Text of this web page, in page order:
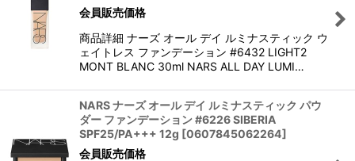
会員販売価格
商品詳細 ナーズ オール デイ ルミナスティック ウ
ェイトレス ファンデーション #6432 LIGHT2
MONT BLANC 30ml NARS ALL DAY LUMI…
NARS ナーズ オール デイ ルミナスティック パウ
ダー ファンデーション #6226 SIBERIA
SPF25/PA+++ 12g [0607845062264]
会員販売価格